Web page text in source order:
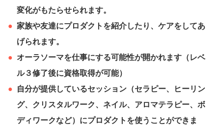
変化がもたらせられます。
家族や友達にプロダクトを紹介したり、ケアをしてあ
げられます。
オーラソーマを仕事にする可能性が開かれます（レベ
ル３修了後に資格取得が可能）
自分が提供しているセッション（セラピー、ヒーリン
グ、クリスタルワーク、ネイル、アロマテラピー、ボ
ディワークなど）にプロダクトを使うことができま